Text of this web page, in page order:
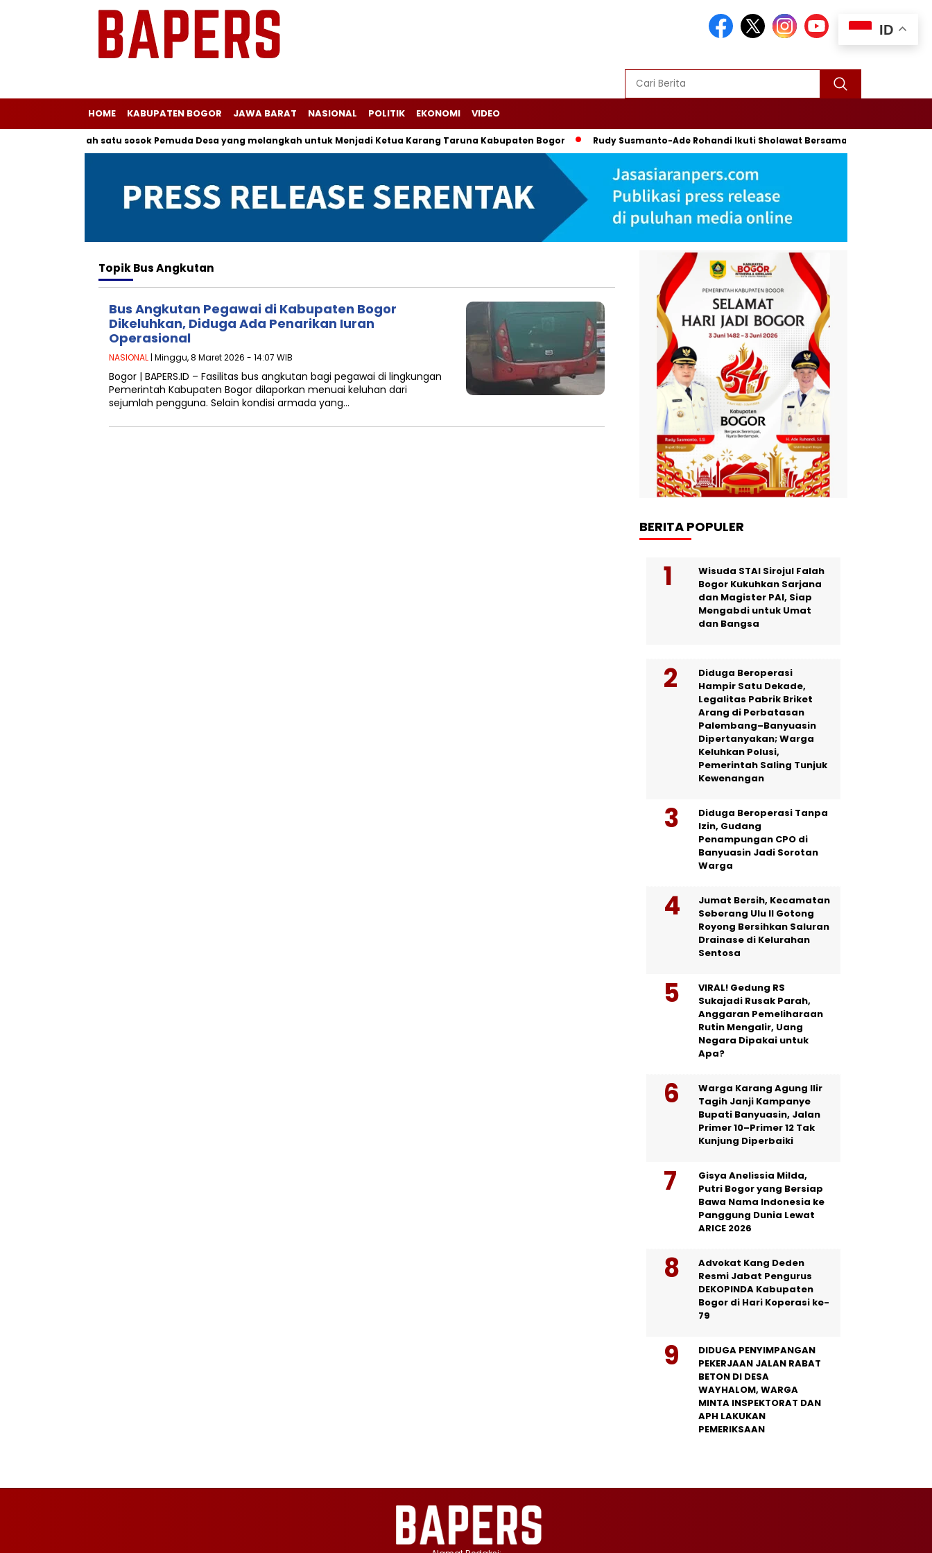
HOME KABUPATEN BOGOR JAWA BARAT NASIONAL POLITIK EKONOMI VIDEO
kepada salah satu sosok Pemuda Desa yang melangkah untuk Menjadi Ketua Karang Taruna Kabupaten Bogor Rudy Susmanto-Ade Rohandi Ikuti Sholawat Bersama Habib Syech Bin
TopikBus Angkutan
Bus Angkutan Pegawai di Kabupaten Bogor
Dikeluhkan, Diduga Ada Penarikan Iuran
Operasional
NASIONAL | Minggu, 8 Maret 2026 - 14:07 WIB
Bogor | BAPERS.ID – Fasilitas bus angkutan bagi pegawai di lingkungan
Pemerintah Kabupaten Bogor dilaporkan menuai keluhan dari
sejumlah pengguna. Selain kondisi armada yang…
BERITA POPULER
Wisuda STAI Sirojul Falah
Bogor Kukuhkan Sarjana
dan Magister PAI, Siap
Mengabdi untuk Umat
dan Bangsa
Diduga Beroperasi
Hampir Satu Dekade,
Legalitas Pabrik Briket
Arang di Perbatasan
Palembang–Banyuasin
Dipertanyakan; Warga
Keluhkan Polusi,
Pemerintah Saling Tunjuk
Kewenangan
Diduga Beroperasi Tanpa
Izin, Gudang
Penampungan CPO di
Banyuasin Jadi Sorotan
Warga
Jumat Bersih, Kecamatan
Seberang Ulu II Gotong
Royong Bersihkan Saluran
Drainase di Kelurahan
Sentosa
VIRAL! Gedung RS
Sukajadi Rusak Parah,
Anggaran Pemeliharaan
Rutin Mengalir, Uang
Negara Dipakai untuk
Apa?
Warga Karang Agung Ilir
Tagih Janji Kampanye
Bupati Banyuasin, Jalan
Primer 10–Primer 12 Tak
Kunjung Diperbaiki
Gisya Anelissia Milda,
Putri Bogor yang Bersiap
Bawa Nama Indonesia ke
Panggung Dunia Lewat
ARICE 2026
Advokat Kang Deden
Resmi Jabat Pengurus
DEKOPINDA Kabupaten
Bogor di Hari Koperasi ke-
79
DIDUGA PENYIMPANGAN
PEKERJAAN JALAN RABAT
BETON DI DESA
WAYHALOM, WARGA
MINTA INSPEKTORAT DAN
APH LAKUKAN
PEMERIKSAAN
ID